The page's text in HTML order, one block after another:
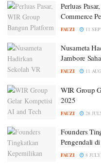
Perluas
Commerce
FAUZI 11
Nusameta
Jambore
FAUZI 11
WIR Group
2025
FAUZI 28
Founders
Pengendali
FAUZI 8